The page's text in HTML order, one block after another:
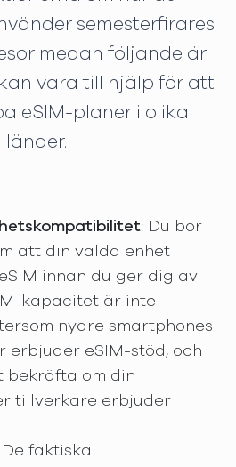
semesterfirares
medan följande är
vara till hjälp för att
eSIM-planer i olika
länder.
: Du bör
att din valda enhet
innan du ger dig av
kapacitet är inte
nyare smartphones
erbjuder eSIM-stöd, och
bekräfta om din
tillverkare erbjuder
De faktiska